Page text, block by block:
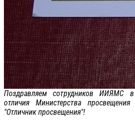
Поздравляем сотрудников ИИЯМС
отличия Министерства
"Отличник просвещения"!